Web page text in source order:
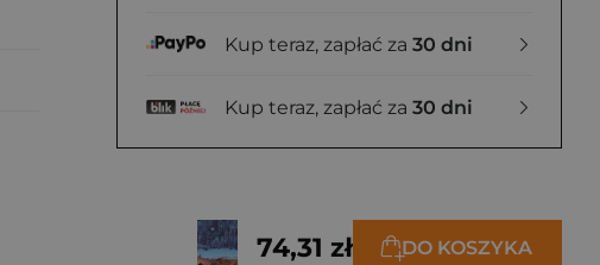
Kup teraz, zapłać za 30 dni
Kup teraz, zapłać za 30 dni
74,31 zł DO KOSZYKA